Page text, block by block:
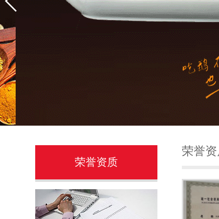
荣誉资质
荣誉